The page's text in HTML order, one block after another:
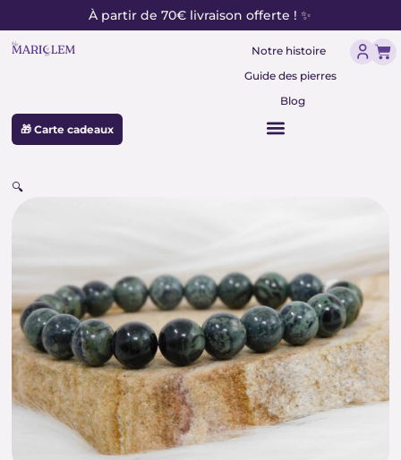
au
contenu
À partir de 70€ livraison offerte ! ✨
Notre histoire
Guide des pierres
Blog
🎁 Carte cadeaux
🔍